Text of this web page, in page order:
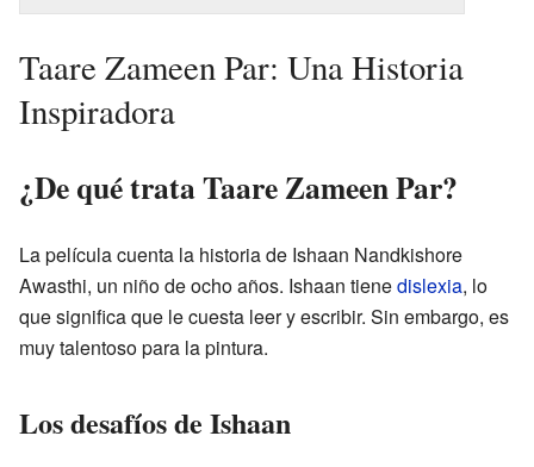
Taare Zameen Par: Una Historia
Inspiradora
¿De qué trata Taare Zameen Par?
La película cuenta la historia de Ishaan Nandkishore
Awasthi, un niño de ocho años. Ishaan tienedislexia, lo
que significa que le cuesta leer y escribir. Sin embargo, es
muy talentoso para la pintura.
Los desafíos de Ishaan